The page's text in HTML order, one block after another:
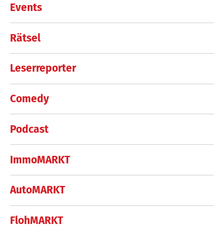
Events
Rätsel
Leserreporter
Comedy
Podcast
ImmoMARKT
AutoMARKT
FlohMARKT